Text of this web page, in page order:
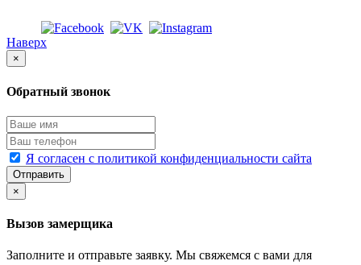
Наверх
×
Обратный звонок
Я согласен с политикой конфиденциальности сайта
Отправить
×
Вызов замерщика
Заполните и отправьте заявку. Мы свяжемся с вами для